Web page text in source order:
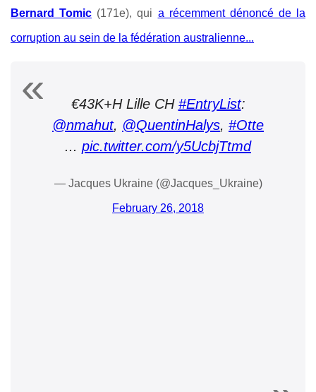
Bernard Tomic (171e), qui a récemment dénoncé de la
corruption au sein de la fédération australienne...
€43K+H Lille CH #EntryList:
@nmahut, @QuentinHalys, #Otte
... pic.twitter.com/y5UcbjTtmd
— Jacques Ukraine (@Jacques_Ukraine)
February 26, 2018